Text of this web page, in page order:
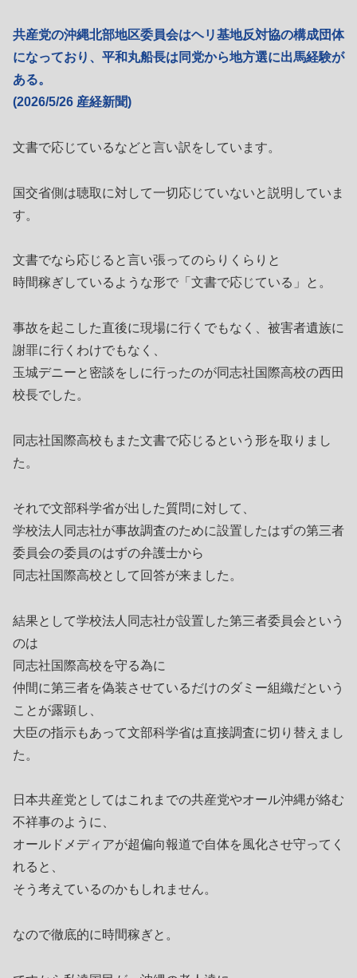
共産党の沖縄北部地区委員会はヘリ基地反対協の構成団体
になっており、平和丸船長は同党から地方選に出馬経験が
ある。
(2026/5/26 産経新聞)
文書で応じているなどと言い訳をしています。
国交省側は聴取に対して一切応じていないと説明していま
す。
文書でなら応じると言い張ってのらりくらりと
時間稼ぎしているような形で「文書で応じている」と。
事故を起こした直後に現場に行くでもなく、被害者遺族に
謝罪に行くわけでもなく、
玉城デニーと密談をしに行ったのが同志社国際高校の西田
校長でした。
同志社国際高校もまた文書で応じるという形を取りまし
た。
それで文部科学省が出した質問に対して、
学校法人同志社が事故調査のために設置したはずの第三者
委員会の委員のはずの弁護士から
同志社国際高校として回答が来ました。
結果として学校法人同志社が設置した第三者委員会という
のは
同志社国際高校を守る為に
仲間に第三者を偽装させているだけのダミー組織だという
ことが露顕し、
大臣の指示もあって文部科学省は直接調査に切り替えまし
た。
日本共産党としてはこれまでの共産党やオール沖縄が絡む
不祥事のように、
オールドメディアが超偏向報道で自体を風化させ守ってく
れると、
そう考えているのかもしれません。
なので徹底的に時間稼ぎと。